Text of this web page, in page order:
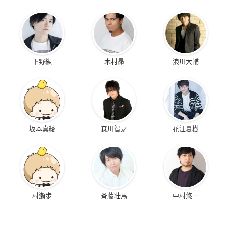
下野紘 木村昴 浪川大輔
坂本真綾 森川智之 花江夏樹
村瀬歩 斉藤壮馬 中村悠一